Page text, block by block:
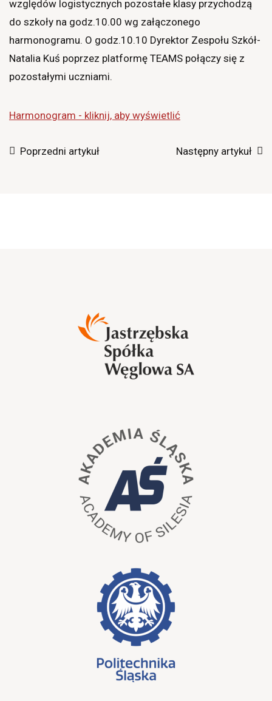
względów logistycznych pozostałe klasy przychodzą
do szkoły na godz.10.00 wg załączonego
harmonogramu. O godz.10.10 Dyrektor Zespołu Szkół-
Natalia Kuś poprzez platformę TEAMS połączy się z
pozostałymi uczniami.
Harmonogram - kliknij, aby wyświetlić
Poprzedni artykuł Następny artykuł